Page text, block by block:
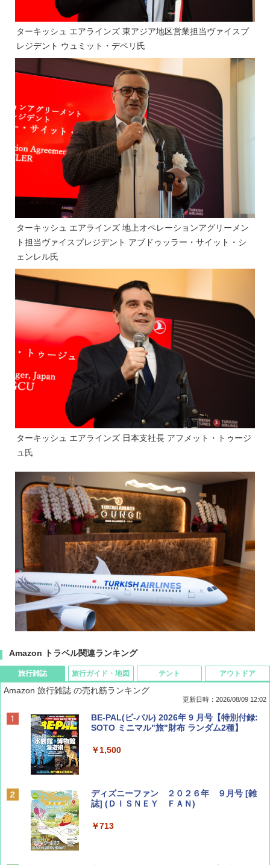
ターキッシュ エアラインズ 東アジア地区営業担当ヴァイスプ
レジデント ウュミット・デベリ氏
ターキッシュ エアラインズ 地上オペレーションアグリーメン
ト担当ヴァイスプレジデント アブドゥッラー・サイット・シ
ェンレル氏
ターキッシュ エアラインズ 日本支社長 アフメット・トゥージ
ュ氏
Amazon トラベル関連ランキング
旅行雑誌
Amazon 旅行雑誌 の売れ筋ランキング
更新日時：2026/08/09 12:02
BE-PAL(ビ-パル) 2026年 9 月号【特別付録:
SOTO ミニマル"旅"財布 ランダム2種】
￥1,500
ディズニーファン ２０２６年 ９月号 [雑
誌] (ＤＩＳＮＥＹ ＦＡＮ)
￥713
旅行ガイド・地図 テント アウトドア